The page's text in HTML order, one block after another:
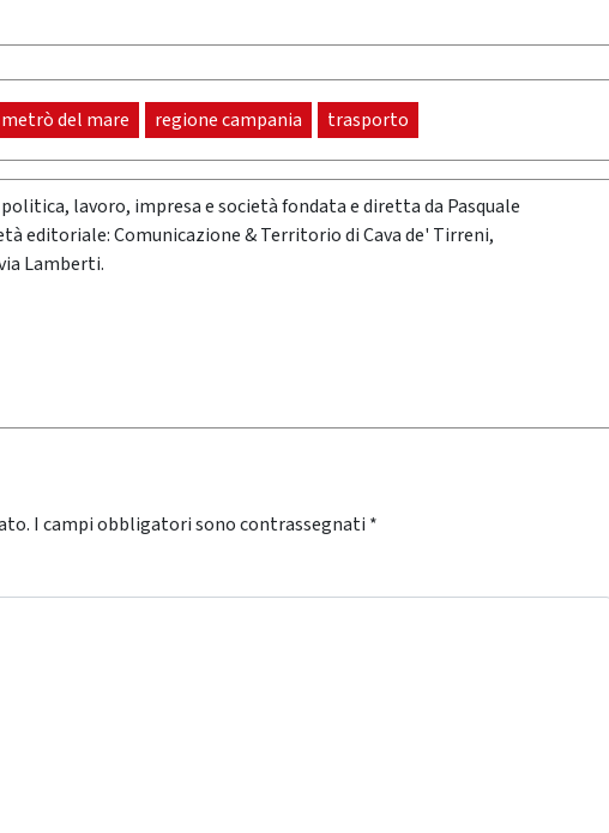
metrò del mare regione campania trasporto
lavoro, impresa e società fondata e diretta da Pasquale
editoriale: Comunicazione & Territorio di Cava de' Tirreni,
Lamberti.
I campi obbligatori sono contrassegnati *